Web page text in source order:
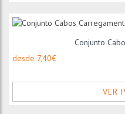
Conjunto
desde 7,40€
VER